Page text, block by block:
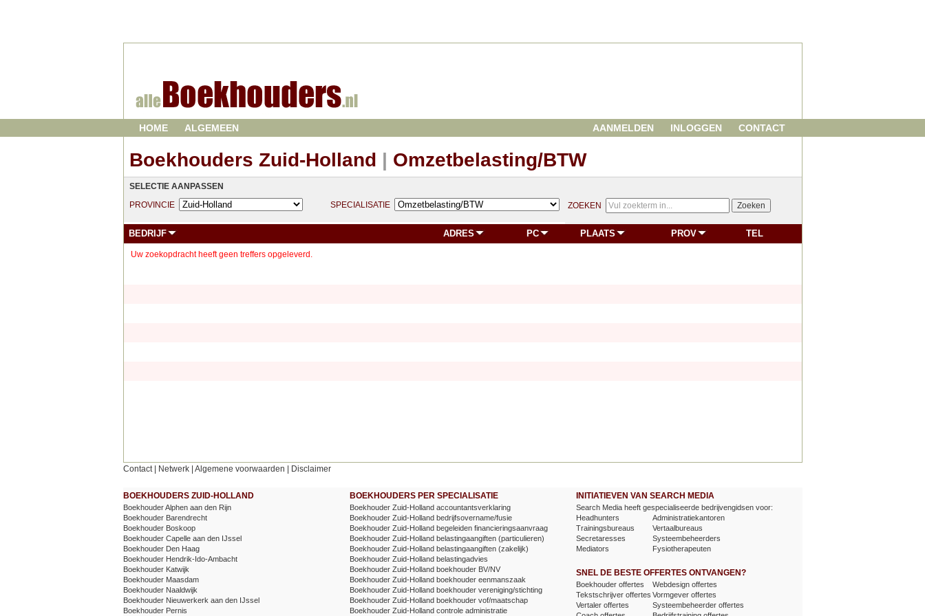
HOME ALGEMEEN AANMELDEN INLOGGEN CONTACT
Boekhouders Zuid-Holland | Omzetbelasting/BTW
SELECTIE AANPASSEN
PROVINCIE
SPECIALISATIE ZOEKEN
BEDRIJF ADRES PC PLAATS PROV TEL
Uw zoekopdracht heeft geen treffers opgeleverd.
Contact| Netwerk| Algemene voorwaarden Disclaimer
BOEKHOUDERS ZUID-HOLLAND
Boekhouder Alphen aan den Rijn
Boekhouder Barendrecht
Boekhouder Boskoop
Boekhouder Capelle aan den IJssel
Boekhouder Den Haag
Boekhouder Hendrik-Ido-Ambacht
Boekhouder Katwijk
Boekhouder Maasdam
Boekhouder Naaldwijk
Boekhouder Nieuwerkerk aan den IJssel
Boekhouder Pernis
BOEKHOUDERS PER SPECIALISATIE
Boekhouder Zuid-Holland accountantsverklaring
Boekhouder Zuid-Holland bedrijfsovername/fusie
Boekhouder Zuid-Holland begeleiden financieringsaanvraag
Boekhouder Zuid-Holland belastingaangiften (particulieren)
Boekhouder Zuid-Holland belastingaangiften (zakelijk)
Boekhouder Zuid-Holland belastingadvies
Boekhouder Zuid-Holland boekhouder BV/NV
Boekhouder Zuid-Holland boekhouder eenmanszaak
Boekhouder Zuid-Holland boekhouder vereniging/stichting
Boekhouder Zuid-Holland boekhouder vof/maatschap
Boekhouder Zuid-Holland controle administratie
INITIATIEVEN VAN SEARCH MEDIA
Search Media heeft gespecialiseerde bedrijvengidsen voor:
Headhunters
Administratiekantoren
Trainingsbureaus
Vertaalbureaus
Secretaresses
Systeembeheerders
Mediators
Fysiotherapeuten
SNEL DE BESTE OFFERTES ONTVANGEN?
Boekhouder offertes
Webdesign offertes
Tekstschrijver offertes Vormgever offertes
Vertaler offertes
Systeembeheerder offertes